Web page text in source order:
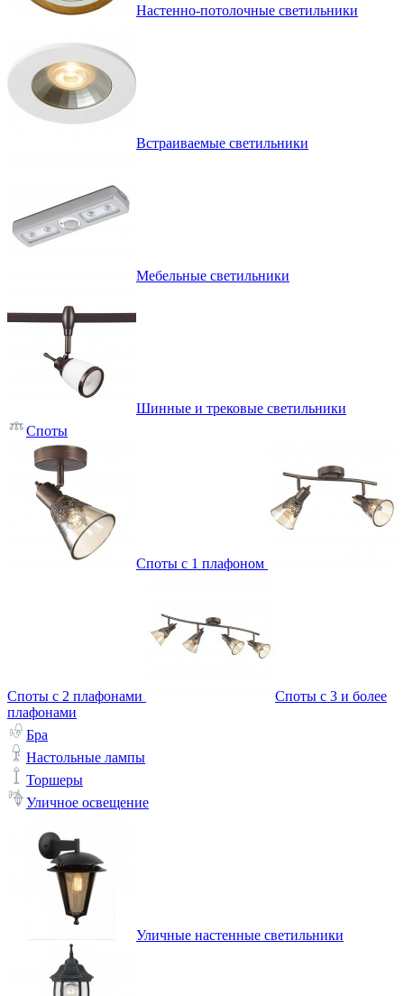
Настенно-потолочные светильники
Встраиваемые светильники
Мебельные светильники
Шинные и трековые светильники
Споты
Споты с 1 плафоном
Споты с 2 плафонами
Споты с 3 и более
плафонами
Бра
Настольные лампы
Торшеры
Уличное освещение
Уличные настенные светильники